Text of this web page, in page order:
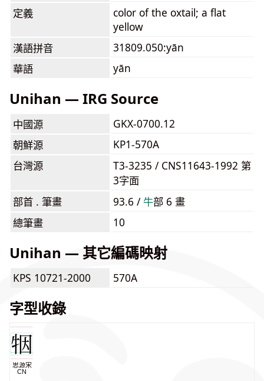
定義
color of the oxtail; a flat
yellow
漢語拼音
31809.050:yān
華語
yān
Unihan — IRG Source
中國源
GKX-0700.12
朝鮮源
KP1-570A
台灣源
T3-3235 / CNS11643-1992 第
3字面
部首 . 筆畫
93.6 /⽜部 6 畫
總筆畫
10
Unihan — 其它編碼映射
KPS 10721-2000 570A
字型收錄
思源宋
CN